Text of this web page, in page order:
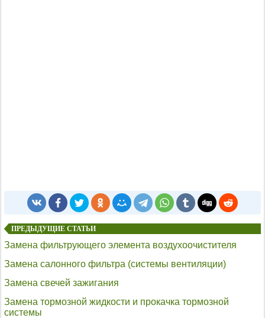
ПРЕДЫДУЩИЕ СТАТЬИ
Замена фильтрующего элемента воздухоочистителя
Замена салонного фильтра (системы вентиляции)
Замена свечей зажигания
Замена тормозной жидкости и прокачка тормозной
системы